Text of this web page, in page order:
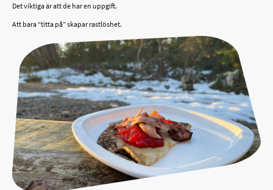
Det viktiga är att de har en uppgift.
Att bara “titta på” skapar rastlöshet.